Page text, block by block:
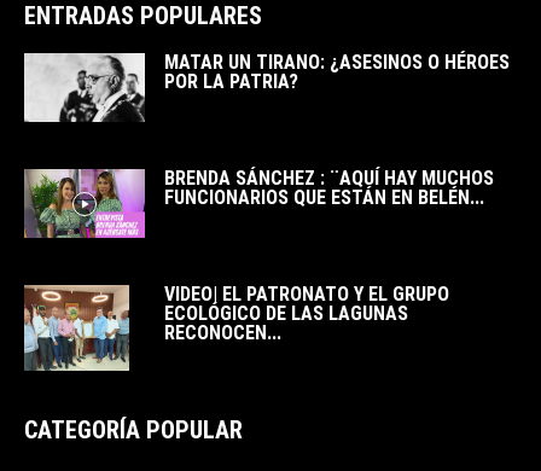
ENTRADAS POPULARES
MATAR UN TIRANO: ¿ASESINOS O HÉROES
POR LA PATRIA?
BRENDA SÁNCHEZ : ¨AQUÍ HAY MUCHOS
FUNCIONARIOS QUE ESTÁN EN BELÉN...
VIDEO| EL PATRONATO Y EL GRUPO
ECOLÓGICO DE LAS LAGUNAS
RECONOCEN...
CATEGORÍA POPULAR